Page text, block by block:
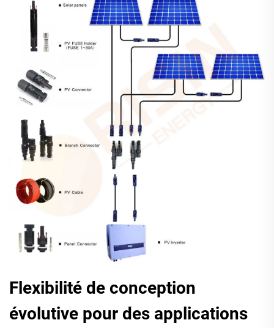
Flexibilité de conception
évolutive pour des applications